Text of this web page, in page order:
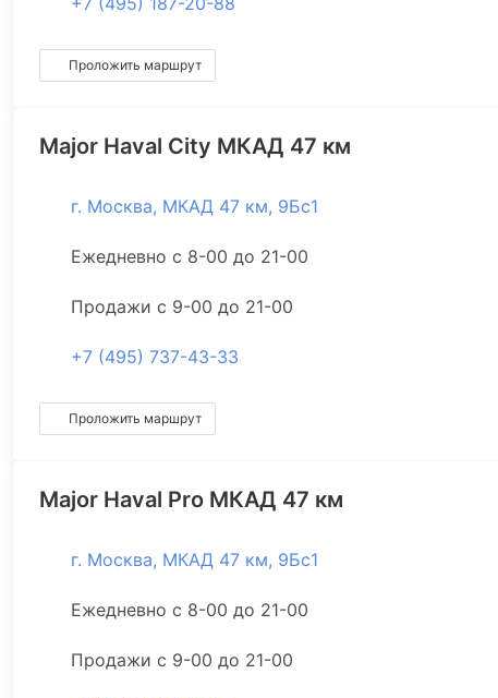
Проложить маршрут
Major Haval City МКАД 47 км
г. Москва, МКАД 47 км, 9Бс1
Ежедневно с 8-00 до 21-00
Продажи с 9-00 до 21-00
+7 (495) 737-43-33
Проложить маршрут
Major Haval Pro МКАД 47 км
г. Москва, МКАД 47 км, 9Бс1
Ежедневно с 8-00 до 21-00
Продажи с 9-00 до 21-00